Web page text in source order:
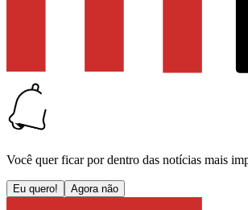
Você quer ficar por dentro das notícias mais
Eu quero! Agora não